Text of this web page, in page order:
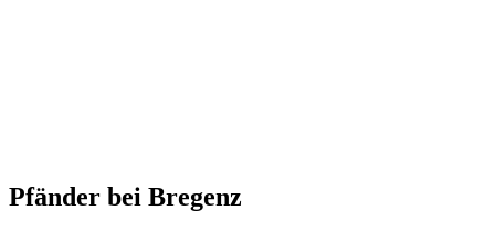
Pfänder bei Bregenz